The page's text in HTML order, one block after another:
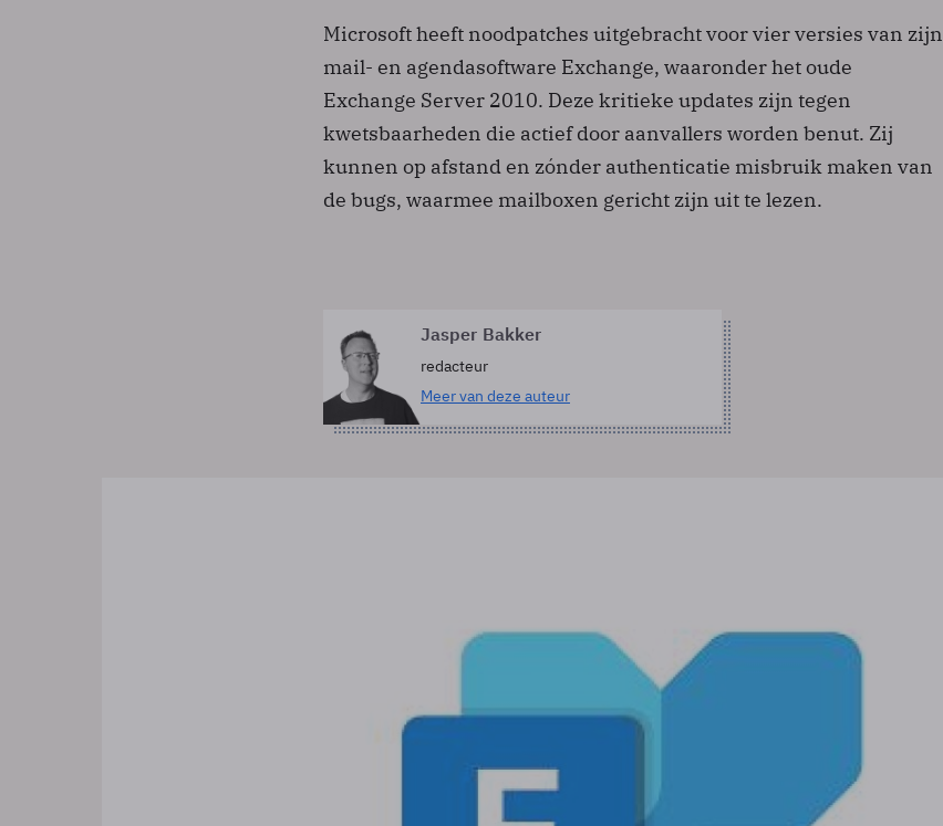
Microsoft heeft noodpatches uitgebracht voor vier versies van zijn
mail- en agendasoftware Exchange, waaronder het oude
Exchange Server 2010. Deze kritieke updates zijn tegen
kwetsbaarheden die actief door aanvallers worden benut. Zij
kunnen op afstand en zónder authenticatie misbruik maken van
de bugs, waarmee mailboxen gericht zijn uit te lezen.
Jasper Bakker
redacteur
Meer van deze auteur